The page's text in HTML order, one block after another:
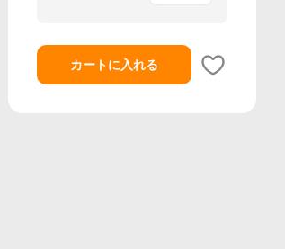
カートに入れる